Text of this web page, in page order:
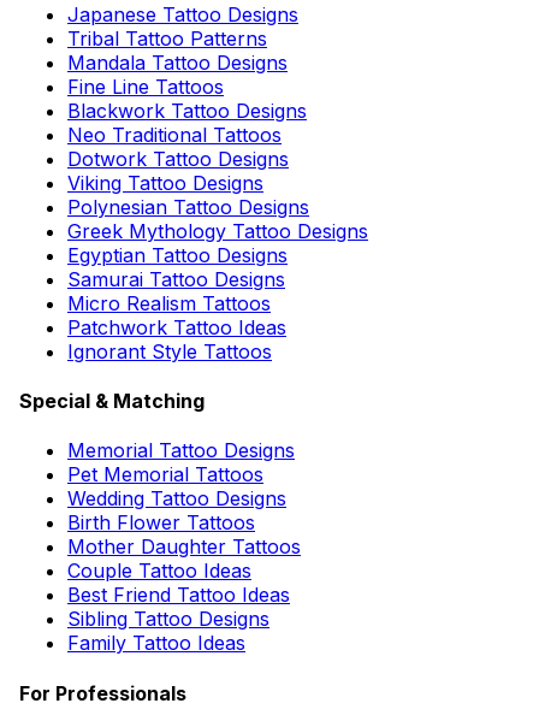
Japanese Tattoo Designs
Tribal Tattoo Patterns
Mandala Tattoo Designs
Fine Line Tattoos
Blackwork Tattoo Designs
Neo Traditional Tattoos
Dotwork Tattoo Designs
Viking Tattoo Designs
Polynesian Tattoo Designs
Greek Mythology Tattoo Designs
Egyptian Tattoo Designs
Samurai Tattoo Designs
Micro Realism Tattoos
Patchwork Tattoo Ideas
Ignorant Style Tattoos
Special & Matching
Memorial Tattoo Designs
Pet Memorial Tattoos
Wedding Tattoo Designs
Birth Flower Tattoos
Mother Daughter Tattoos
Couple Tattoo Ideas
Best Friend Tattoo Ideas
Sibling Tattoo Designs
Family Tattoo Ideas
For Professionals